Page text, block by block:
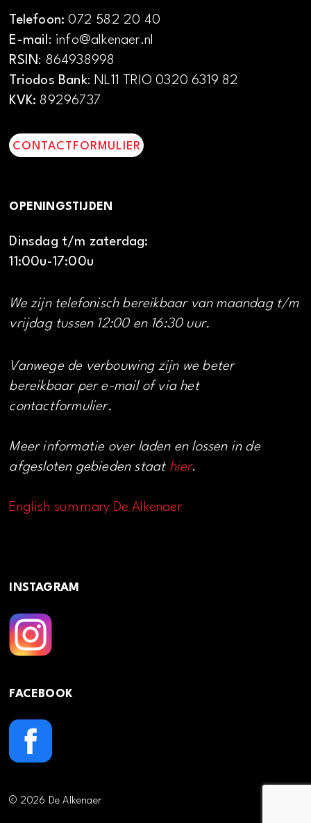
Telefoon:072 582 20 40
E-mail: info@alkenaer.nl
RSIN: 864938998
Triodos Bank: NL11 TRIO 0320 6319 82
KVK: 89296737
CONTACTFORMULIER
OPENINGSTIJDEN
Dinsdag t/m zaterdag:
11:00u-17:00u
We zijn telefonisch bereikbaar van maandag t/m
vrijdag tussen 12:00 en 16:30 uur.
Vanwege de verbouwing zijn we beter
bereikbaar per e-mail of via het
contactformulier.
Meer informatie over laden en lossen in de
afgesloten gebieden staat hier.
English summary De Alkenaer
INSTAGRAM
FACEBOOK
© 2026 De Alkenaer